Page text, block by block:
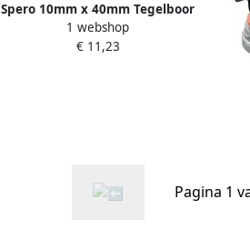
Spero 10mm x 40mm Tegelboor
Xtreme met Opruimfunctie Nat &
Droog M14 10-M14-TDN
1 webshop
€ 11,23
Pagina 1